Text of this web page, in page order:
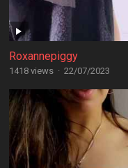
Roxannepiggy
1418 views · 22/07/2023